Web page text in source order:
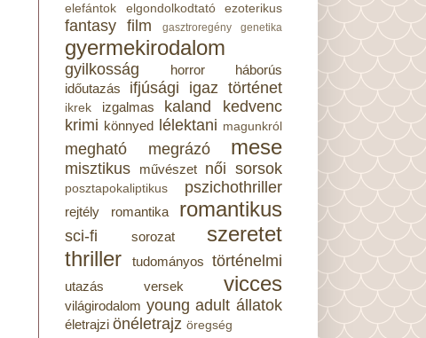
elefántok elgondolkodtató ezoterikus
fantasy film gasztroregény genetika
gyermekirodalom
gyilkosság horror
háborús
időutazás
ifjúsági igaz történet
ikrek izgalmas kaland
kedvenc
krimi könnyed lélektani magunkról
megható megrázó mese
misztikus művészet női sorsok
posztapokaliptikus pszichothriller
rejtély romantika romantikus
sci-fi sorozat
szeretet
thriller
tudományos történelmi
utazás versek vicces
világirodalom young adult állatok
életrajzi önéletrajz öregség